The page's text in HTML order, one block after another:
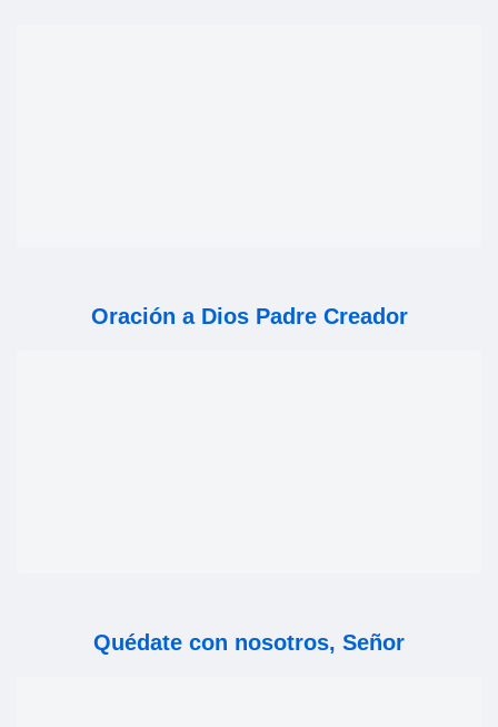
Oración a Dios Padre Creador
Quédate con nosotros, Señor